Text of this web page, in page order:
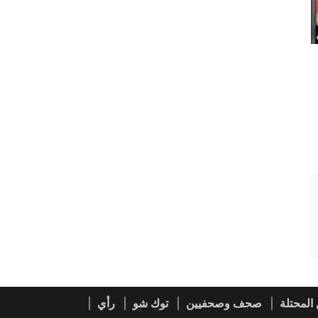
صحف وصحفيين توك شو رأي